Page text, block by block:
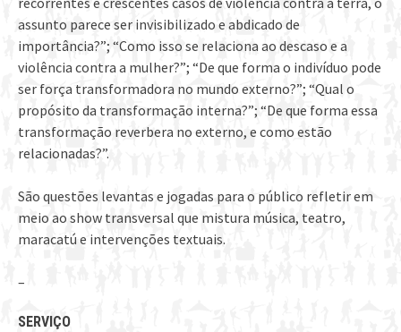
assunto parece ser invisibilizado e abdicado de
importância?”; “Como isso se relaciona ao descaso e a
violência contra a mulher?”; “De que forma o indivíduo pode
ser força transformadora no mundo externo?”; “Qual o
propósito da transformação interna?”; “De que forma essa
transformação reverbera no externo, e como estão
relacionadas?”.
São questões levantas e jogadas para o público refletir em
meio ao show transversal que mistura música, teatro,
maracatú e intervenções textuais.
–
SERVIÇO